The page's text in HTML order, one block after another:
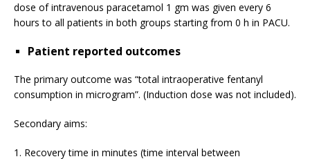
dose of intravenous paracetamol 1 gm was given every 6
hours to all patients in both groups starting from 0 h in PACU.
Patient reported outcomes
The primary outcome was “total intraoperative fentanyl
consumption in microgram”. (Induction dose was not included).
Secondary aims:
1. Recovery time in minutes (time interval between